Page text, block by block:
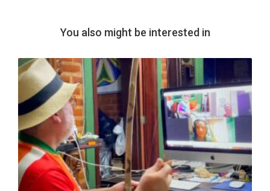
You also might be interested in